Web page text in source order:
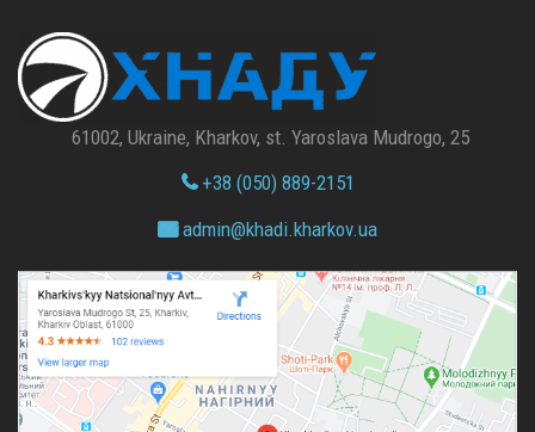
61002, Ukraine, Kharkov, st. Yaroslava Mudrogo, 25
+38 (050) 889-2151
admin@khadi.kharkov.ua